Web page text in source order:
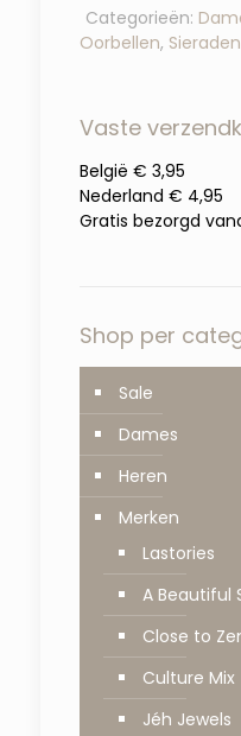
Categorieën:
Oorbellen, Sieraden
Vaste
België € 3,95
Nederland € 4,95
Gratis bezorgd
Shop per
Sale
Dames
Heren
Merken
Lastories
A Beautiful
Close to
Culture Mix
Jéh Jewels